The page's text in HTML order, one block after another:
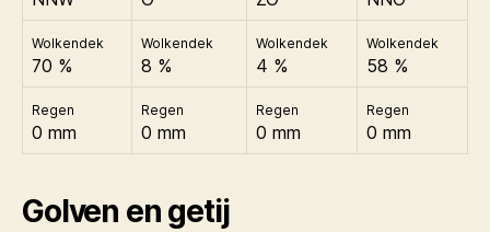
Wolkendek
70 %
Wolkendek
8 %
Wolkendek
4 %
Wolkendek
58 %
Regen
0 mm
Regen
0 mm
Regen
0 mm
Regen
0 mm
Golven en getij